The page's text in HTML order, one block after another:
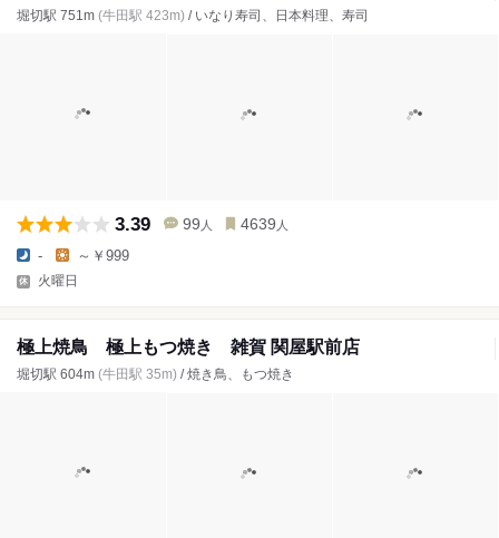
堀切駅 751m (牛田駅 423m) / いなり寿司、日本料理、寿司
3.39 99 人 4639 人
- ～￥999
火曜日
極上焼鳥 極上もつ焼き 雑賀 関屋駅前店
堀切駅 604m (牛田駅 35m) / 焼き鳥、もつ焼き